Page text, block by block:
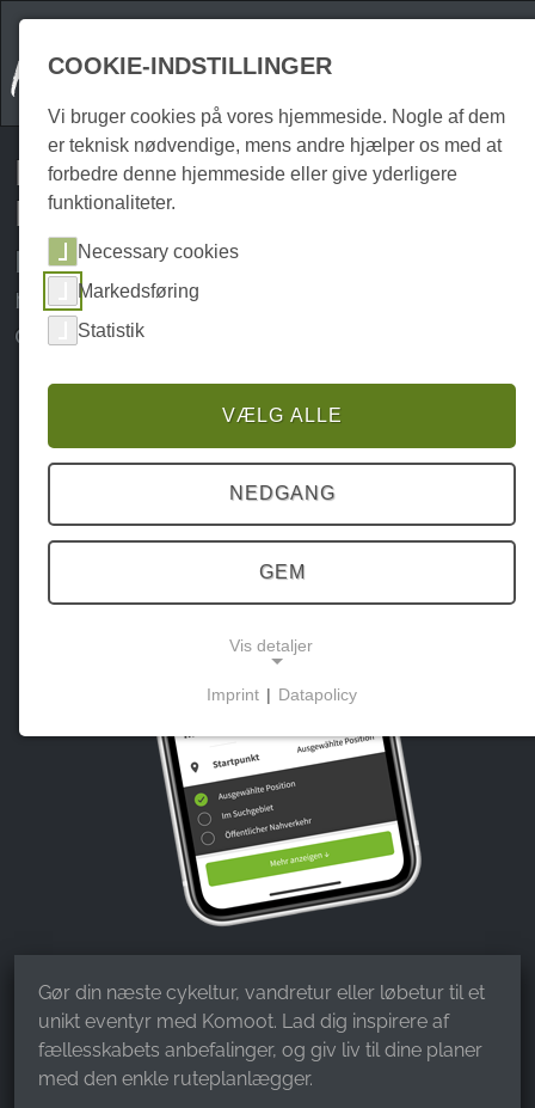
Harzspots giver dig Komoot
Region Pack Harz gratis!
Nyd Harzen til fods eller på cykel
med Harzspots.com og Komoot -
digital og stemmeguidet guidning
Gør din næste cykeltur, vandretur eller løbetur til et
unikt eventyr med Komoot. Lad dig inspirere af
fællesskabets anbefalinger, og giv liv til dine planer
med den enkle ruteplanlægger.
COOKIE-INDSTILLINGER
Vi bruger cookies på vores hjemmeside. Nogle af dem
er teknisk nødvendige, mens andre hjælper os med at
forbedre denne hjemmeside eller give yderligere
funktionaliteter.
Necessary cookies
Markedsføring
Statistik
VÆLG ALLE
NEDGANG
GEM
Vis detaljer
Disse cookies muliggør grundlæggende funktioner
og er nødvendige for brugen af hjemmesiden.
MARKEDSFØRING
Marketingcookies bruges af tredjeparter til at vise
Facebook Pixel
Name:
Imprint | Datapolicy